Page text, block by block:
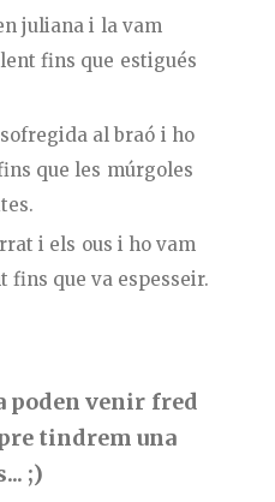
juliana i la vam
fins que estigués
al braó i ho
que les múrgoles
i els ous i ho vam
fins que va espesseir.
poden venir fred
tindrem una
;)